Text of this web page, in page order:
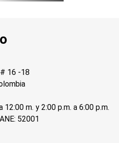
# 16 -18
12:00 m. y 2:00 p.m. a 6:00 p.m.
52001